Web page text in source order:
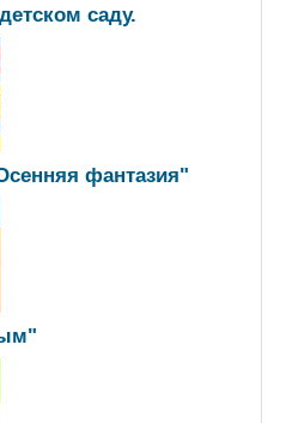
саду.
фантазия"